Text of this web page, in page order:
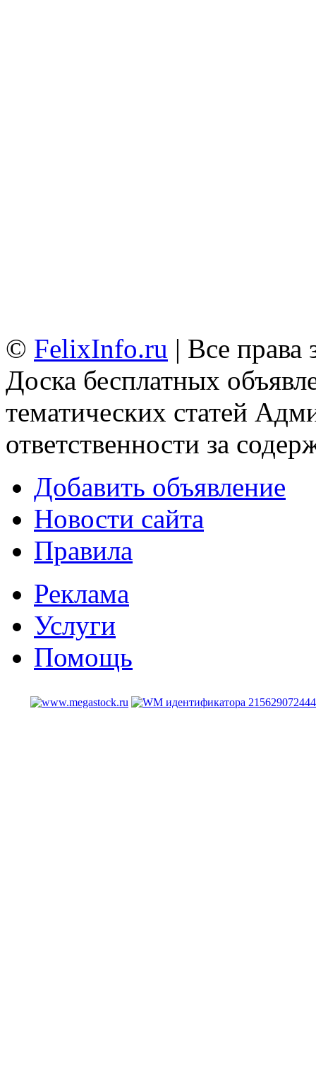
© FelixInfo.ru | Все
Доска бесплатных
тематических статей
ответственности за
Добавить объявление
Новости сайта
Правила
Реклама
Услуги
Помощь